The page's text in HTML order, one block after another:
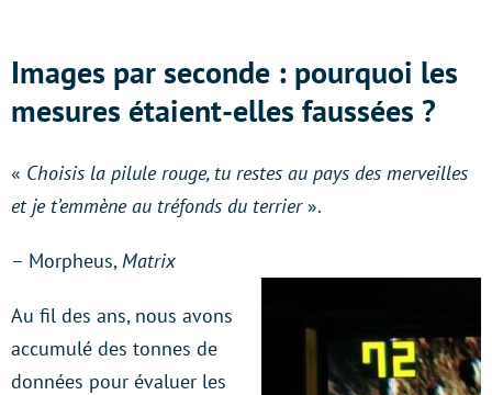
Images par seconde : pourquoi les
mesures étaient-elles faussées ?
« Choisis la pilule rouge, tu restes au pays des merveilles
et je t’emmène au tréfonds du terrier».
– Morpheus,Matrix
Au fil des ans, nous avons
accumulé des tonnes de
données pour évaluer les